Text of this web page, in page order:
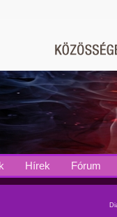
Hírek Fórum